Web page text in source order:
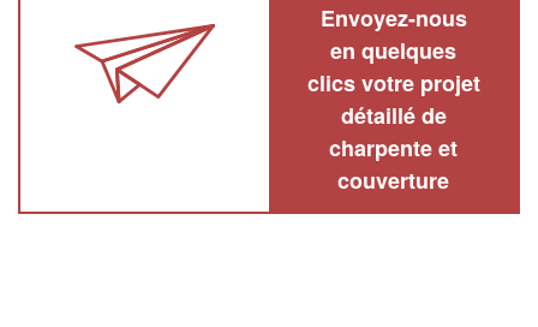
Envoyez-nous
en quelques
clics votre projet
détaillé de
charpente et
couverture